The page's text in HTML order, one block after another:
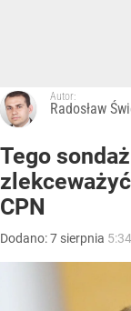
Autor:
Radosław
Tego
CPN
Dodano:7 sierpnia 5:34